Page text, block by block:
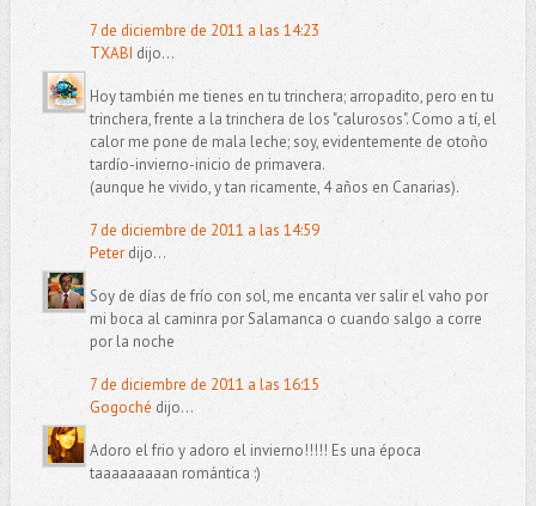
7 de diciembre de 2011 a las 14:23
TXABI dijo...
Hoy también me tienes en tu trinchera; arropadito, pero en tu
trinchera, frente a la trinchera de los "calurosos". Como a tí, el
calor me pone de mala leche; soy, evidentemente de otoño
tardío-invierno-inicio de primavera.
(aunque he vivido, y tan ricamente, 4 años en Canarias).
7 de diciembre de 2011 a las 14:59
Peterdijo...
Soy de días de frío con sol, me encanta ver salir el vaho por
mi boca al caminra por Salamanca o cuando salgo a corre
por la noche
7 de diciembre de 2011 a las 16:15
Gogoché dijo...
Adoro el frio y adoro el invierno!!!!! Es una época
taaaaaaaaan romántica :)